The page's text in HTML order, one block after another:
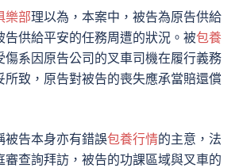
樂部理以為，本案中，被告為原告供給
告供給平安的任務周遭的狀況。被包養
傷系因原告公司的叉車司機在履行義務
所致，原告對被告的喪失應承當賠還償
被告本身亦有錯誤包養行情的主意，法
審查詢拜訪，被告的功課區域與叉車的